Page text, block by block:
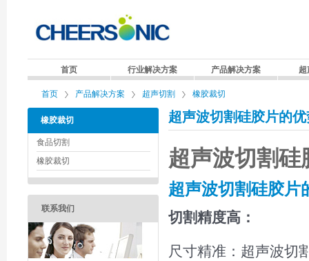
首页 行业解决方案 产品解决方案 超
首页 产品解决方案 超声切割 橡胶裁切
橡胶裁切
食品切割
橡胶裁切
联系我们
超声波切割硅胶片的
超声波切割硅
超声波切割硅胶片
切割精度高：
尺寸精准：超声波切